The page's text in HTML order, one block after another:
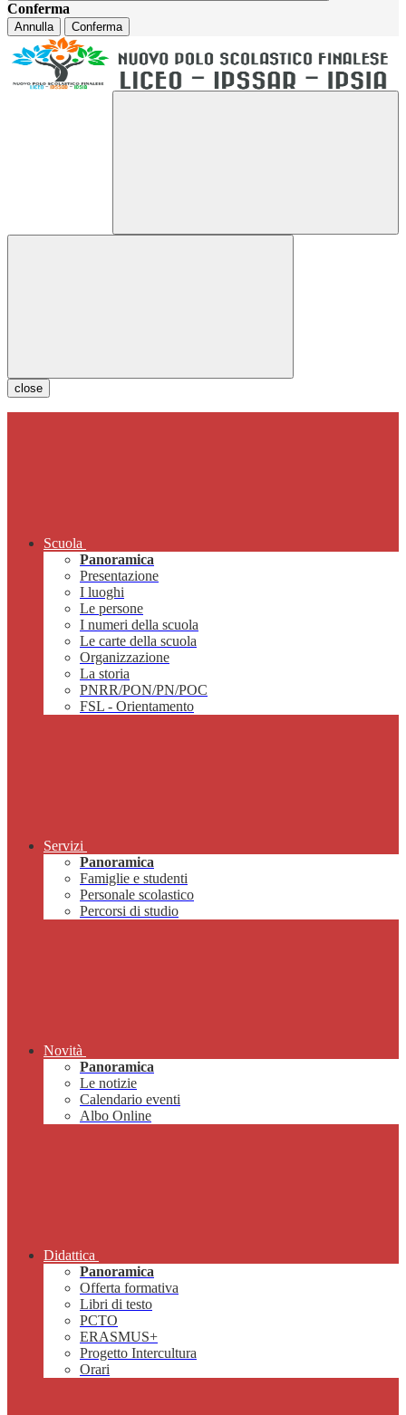
Conferma
Annulla Conferma
close
Scuola
Panoramica
Presentazione
I luoghi
Le persone
I numeri della scuola
Le carte della scuola
Organizzazione
La storia
PNRR/PON/PN/POC
FSL - Orientamento
Servizi
Panoramica
Famiglie e studenti
Personale scolastico
Percorsi di studio
Novità
Panoramica
Le notizie
Calendario eventi
Albo Online
Didattica
Panoramica
Offerta formativa
Libri di testo
PCTO
ERASMUS+
Progetto Intercultura
Orari